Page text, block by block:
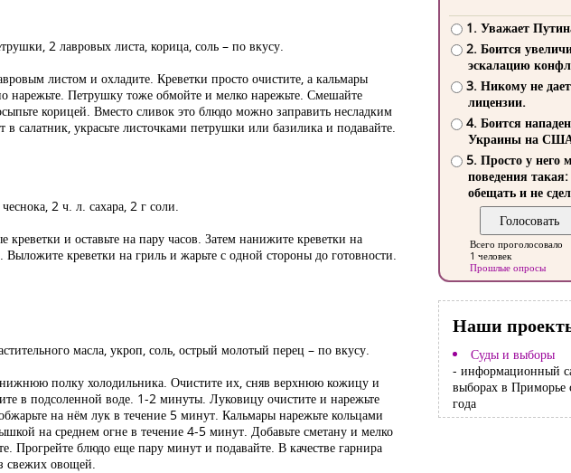
2 лавровых листа, корица, соль – по вкусу.
листом и охладите. Креветки просто очистите, а кальмары
нарежьте. Петрушку тоже обмойте и мелко нарежьте. Смешайте
корицей. Вместо сливок это блюдо можно заправить несладким
украсьте листочками петрушки или базилика и подавайте.
2 ч. л. сахара, 2 г соли.
и оставьте на пару часов. Затем нанижите креветки на
креветки на гриль и жарьте с одной стороны до готовности.
масла, укроп, соль, острый молотый перец – по вкусу.
полку холодильника. Очистите их, сняв верхнюю кожицу и
в подсоленной воде. 1-2 минуты. Луковицу очистите и нарежьте
на нём лук в течение 5 минут. Кальмары нарежьте кольцами
на среднем огне в течение 4-5 минут. Добавьте сметану и мелко
Прогрейте блюдо еще пару минут и подавайте. В качестве гарнира
свежих овощей.
1. Уважает
2. Боится
эскалацию
3. Никому не
лицензии.
4. Боится
Украины на
5. Просто у него
поведения такая:
обещать и не
Всего проголосовало
1 человек
Прошлые опросы
Наши
Суды и выборы
- информационный
выборах в Приморье
года